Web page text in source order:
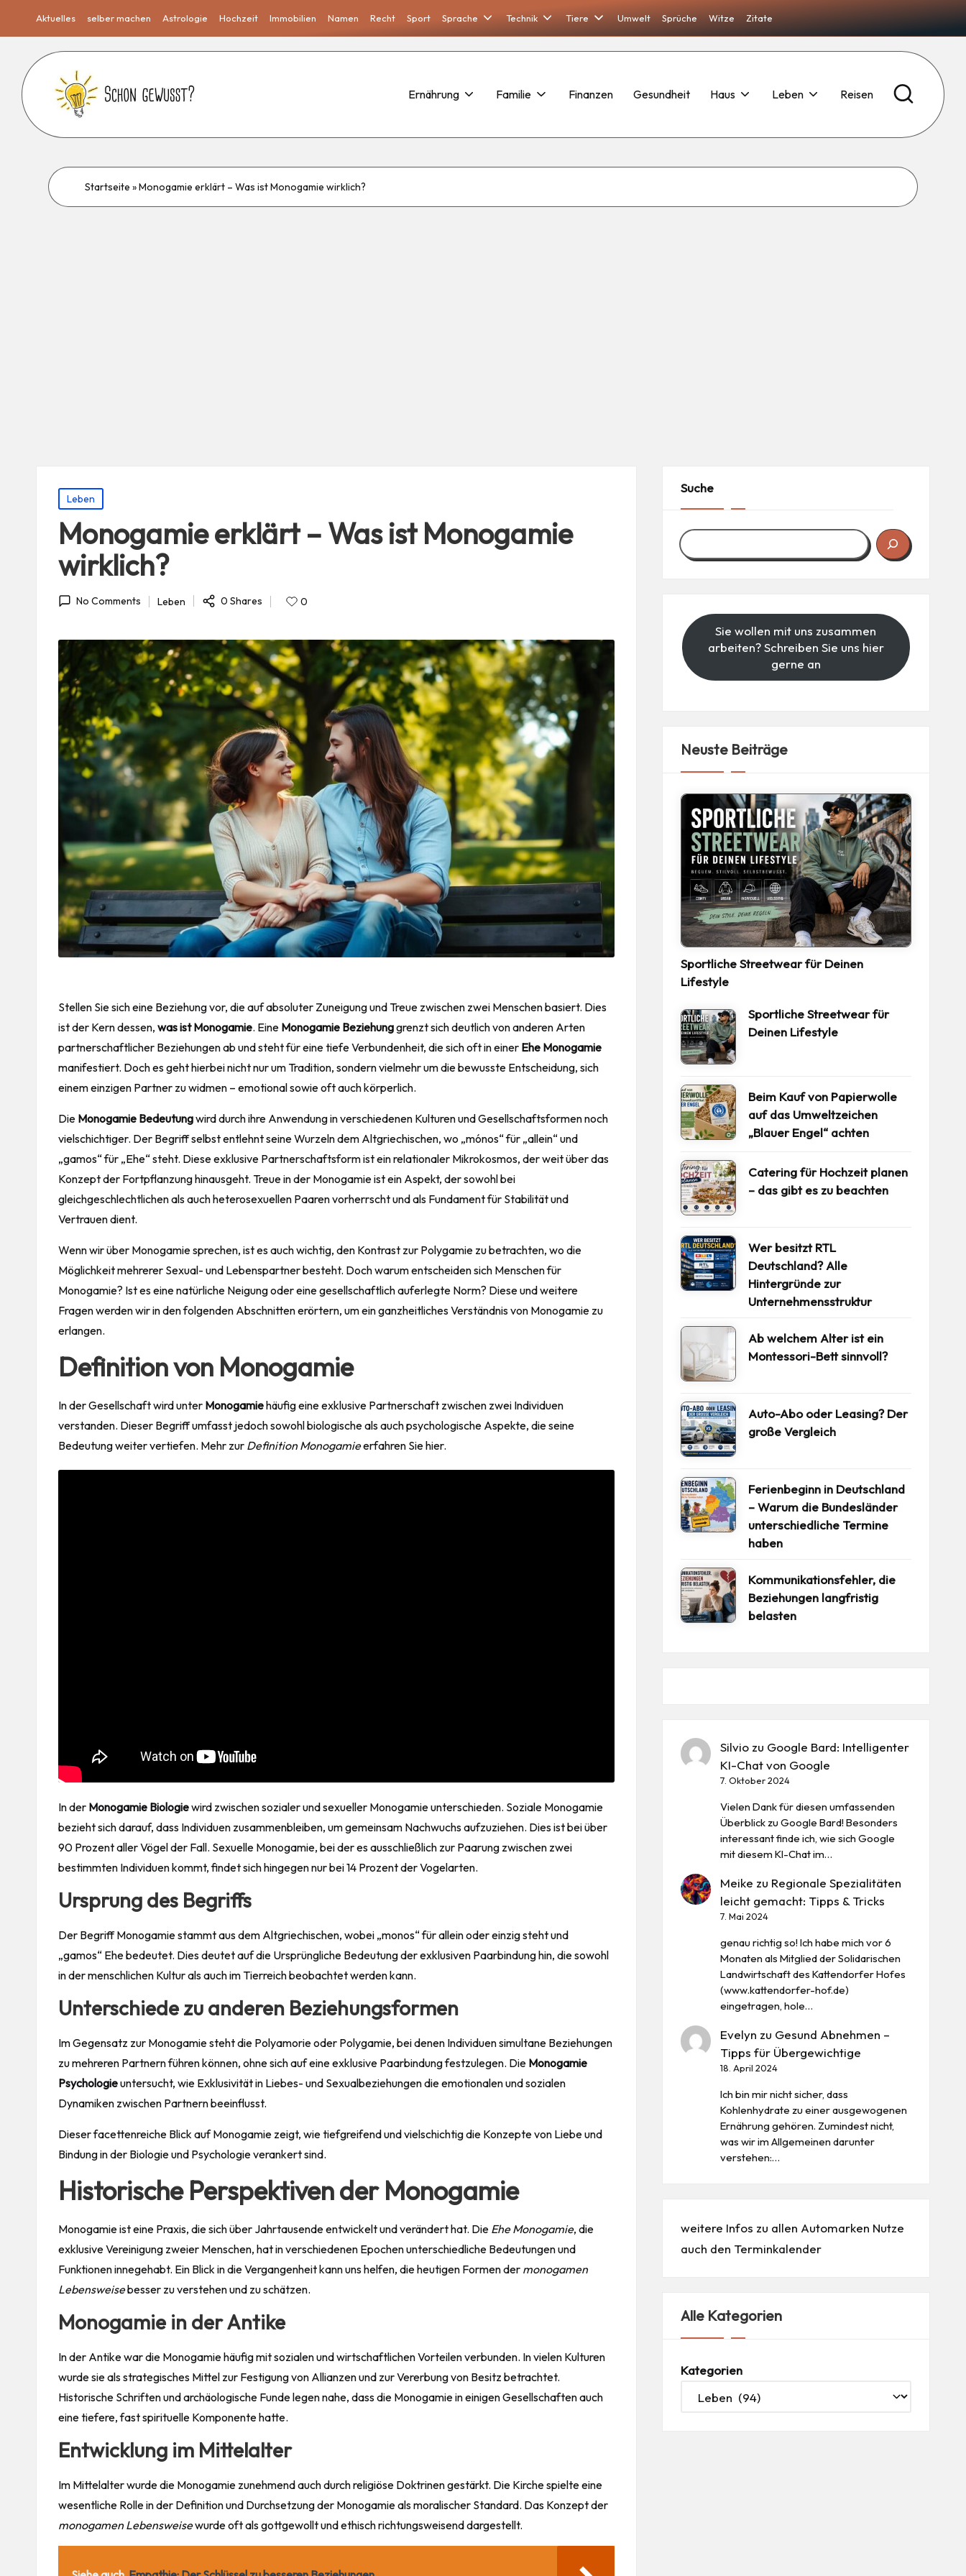
Aktuelles selber machen Astrologie Hochzeit Immobilien Namen Recht Sport Sprache Technik Tiere Umwelt Sprüche Witze Zitate
Ernährung Familie Finanzen Gesundheit Haus Leben Reisen
Startseite »Monogamie erklärt – Was ist Monogamie wirklich?
Posted
in
Leben
Monogamie erklärt – Was ist Monogamie
wirklich?
No Comments
Posted
Leben 0 Shares 0
Stellen Sie sich eine Beziehung vor, die auf absoluter Zuneigung und Treue zwischen zwei Menschen basiert. Dies
ist der Kern dessen, was ist Monogamie. Eine Monogamie Beziehunggrenzt sich deutlich von anderen Arten
partnerschaftlicher Beziehungen ab und steht für eine tiefe Verbundenheit, die sich oft in einer Ehe Monogamie
manifestiert. Doch es geht hierbei nicht nur um Tradition, sondern vielmehr um die bewusste Entscheidung, sich
einem einzigen Partner zu widmen – emotional sowie oft auch körperlich.
Die Monogamie Bedeutungwird durch ihre Anwendung in verschiedenen Kulturen und Gesellschaftsformen noch
vielschichtiger. Der Begriff selbst entlehnt seine Wurzeln dem Altgriechischen, wo „mónos“ für „allein“ und
„gamos“ für „Ehe“ steht. Diese exklusive Partnerschaftsform ist ein relationaler Mikrokosmos, der weit über das
Konzept der Fortpflanzung hinausgeht. Treue in der Monogamie ist ein Aspekt, der sowohl bei
gleichgeschlechtlichen als auch heterosexuellen Paaren vorherrscht und als Fundament für Stabilität und
Vertrauen dient.
Wenn wir über Monogamie sprechen, ist es auch wichtig, den Kontrast zur Polygamie zu betrachten, wo die
Möglichkeit mehrerer Sexual- und Lebenspartner besteht. Doch warum entscheiden sich Menschen für
Monogamie? Ist es eine natürliche Neigung oder eine gesellschaftlich auferlegte Norm? Diese und weitere
Fragen werden wir in den folgenden Abschnitten erörtern, um ein ganzheitliches Verständnis von Monogamie zu
erlangen.
Definition von Monogamie
In der Gesellschaft wird unter Monogamiehäufig eine exklusive Partnerschaft zwischen zwei Individuen
verstanden. Dieser Begriff umfasst jedoch sowohl biologische als auch psychologische Aspekte, die seine
Bedeutung weiter vertiefen. Mehr zur Definition Monogamieerfahren Sie hier.
In der Monogamie Biologiewird zwischen sozialer und sexueller Monogamie unterschieden. Soziale Monogamie
bezieht sich darauf, dass Individuen zusammenbleiben, um gemeinsam Nachwuchs aufzuziehen. Dies ist bei über
90 Prozent aller Vögel der Fall. Sexuelle Monogamie, bei der es ausschließlich zur Paarung zwischen zwei
bestimmten Individuen kommt, findet sich hingegen nur bei 14 Prozent der Vogelarten.
Ursprung des Begriffs
Der Begriff Monogamie stammt aus dem Altgriechischen, wobei „monos“ für allein oder einzig steht und
„gamos“ Ehe bedeutet. Dies deutet auf die Ursprüngliche Bedeutung der exklusiven Paarbindung hin, die sowohl
in der menschlichen Kultur als auch im Tierreich beobachtet werden kann.
Unterschiede zu anderen Beziehungsformen
Im Gegensatz zur Monogamie steht die Polyamorie oder Polygamie, bei denen Individuen simultane Beziehungen
zu mehreren Partnern führen können, ohne sich auf eine exklusive Paarbindung festzulegen. Die Monogamie
Psychologieuntersucht, wie Exklusivität in Liebes- und Sexualbeziehungen die emotionalen und sozialen
Dynamiken zwischen Partnern beeinflusst.
Dieser facettenreiche Blick auf Monogamie zeigt, wie tiefgreifend und vielschichtig die Konzepte von Liebe und
Bindung in der Biologie und Psychologie verankert sind.
Historische Perspektiven der Monogamie
Monogamie ist eine Praxis, die sich über Jahrtausende entwickelt und verändert hat. Die Ehe Monogamie, die
exklusive Vereinigung zweier Menschen, hat in verschiedenen Epochen unterschiedliche Bedeutungen und
Funktionen innegehabt. Ein Blick in die Vergangenheit kann uns helfen, die heutigen Formen der monogamen
Lebensweisebesser zu verstehen und zu schätzen.
Monogamie in der Antike
In der Antike war die Monogamie häufig mit sozialen und wirtschaftlichen Vorteilen verbunden. In vielen Kulturen
wurde sie als strategisches Mittel zur Festigung von Allianzen und zur Vererbung von Besitz betrachtet.
Historische Schriften und archäologische Funde legen nahe, dass die Monogamie in einigen Gesellschaften auch
eine tiefere, fast spirituelle Komponente hatte.
Entwicklung im Mittelalter
Im Mittelalter wurde die Monogamie zunehmend auch durch religiöse Doktrinen gestärkt. Die Kirche spielte eine
wesentliche Rolle in der Definition und Durchsetzung der Monogamie als moralischer Standard. Das Konzept der
monogamen Lebensweisewurde oft als gottgewollt und ethisch richtungsweisend dargestellt.
Suche
Sie wollen mit uns zusammen
arbeiten? Schreiben Sie uns hier
gerne an
Neuste Beiträge
Sportliche Streetwear für Deinen
Lifestyle
Sportliche Streetwear für
Deinen Lifestyle
Beim Kauf von Papierwolle
auf das Umweltzeichen
„Blauer Engel“ achten
Catering für Hochzeit planen
– das gibt es zu beachten
Wer besitzt RTL
Deutschland? Alle
Hintergründe zur
Unternehmensstruktur
Ab welchem Alter ist ein
Montessori-Bett sinnvoll?
Auto-Abo oder Leasing? Der
große Vergleich
Ferienbeginn in Deutschland
– Warum die Bundesländer
unterschiedliche Termine
haben
Kommunikationsfehler, die
Beziehungen langfristig
belasten
Silvio zu Google Bard: Intelligenter
KI-Chat von Google
7. Oktober 2024
Vielen Dank für diesen umfassenden
Überblick zu Google Bard! Besonders
interessant finde ich, wie sich Google
mit diesem KI-Chat im…
Meike zu Regionale Spezialitäten
leicht gemacht: Tipps & Tricks
7. Mai 2024
genau richtig so! Ich habe mich vor 6
Monaten als Mitglied der Solidarischen
Landwirtschaft des Kattendorfer Hofes
(www.kattendorfer-hof.de)
eingetragen, hole…
Evelyn zu Gesund Abnehmen –
Tipps für Übergewichtige
18. April 2024
Ich bin mir nicht sicher, dass
Kohlenhydrate zu einer ausgewogenen
Ernährung gehören. Zumindest nicht,
was wir im Allgemeinen darunter
verstehen:…
weitere Infos zu allen Automarken Nutze
auch den Terminkalender
Alle Kategorien
Kategorien